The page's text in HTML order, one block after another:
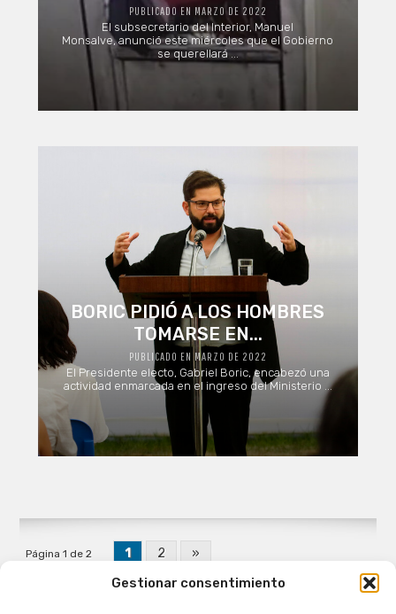
Gestionar consentimiento
PUBLICADO EN MARZO DE 2022
El subsecretario del Interior, Manuel
Monsalve, anunció este miércoles que el Gobierno
se querellará ...
BORIC PIDIÓ A LOS HOMBRES
TOMARSE EN...
PUBLICADO EN MARZO DE 2022
El Presidente electo, Gabriel Boric, encabezó una
actividad enmarcada en el ingreso del Ministerio ...
Página 1 de 2 1 2 »